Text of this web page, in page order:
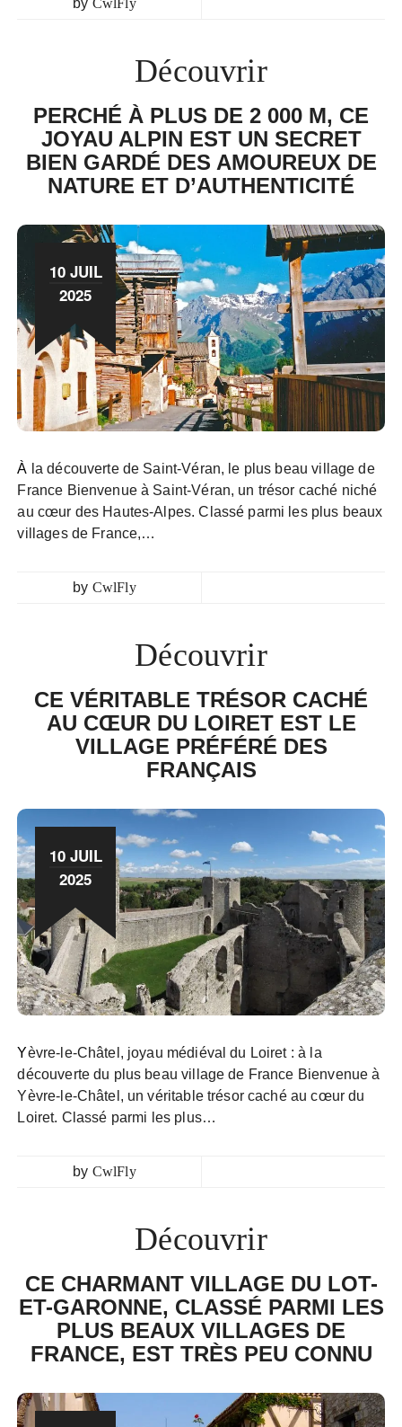
by CwlFly
Découvrir
PERCHÉ À PLUS DE 2 000 M, CE
JOYAU ALPIN EST UN SECRET
BIEN GARDÉ DES AMOUREUX DE
NATURE ET D’AUTHENTICITÉ
10 JUIL
2025
À la découverte de Saint-Véran, le plus beau village de
France Bienvenue à Saint-Véran, un trésor caché niché
au cœur des Hautes-Alpes. Classé parmi les plus beaux
villages de France,…
by CwlFly
Découvrir
CE VÉRITABLE TRÉSOR CACHÉ
AU CŒUR DU LOIRET EST LE
VILLAGE PRÉFÉRÉ DES
FRANÇAIS
10 JUIL
2025
Yèvre-le-Châtel, joyau médiéval du Loiret : à la
découverte du plus beau village de France Bienvenue à
Yèvre-le-Châtel, un véritable trésor caché au cœur du
Loiret. Classé parmi les plus…
by CwlFly
Découvrir
CE CHARMANT VILLAGE DU LOT-
ET-GARONNE, CLASSÉ PARMI LES
PLUS BEAUX VILLAGES DE
FRANCE, EST TRÈS PEU CONNU